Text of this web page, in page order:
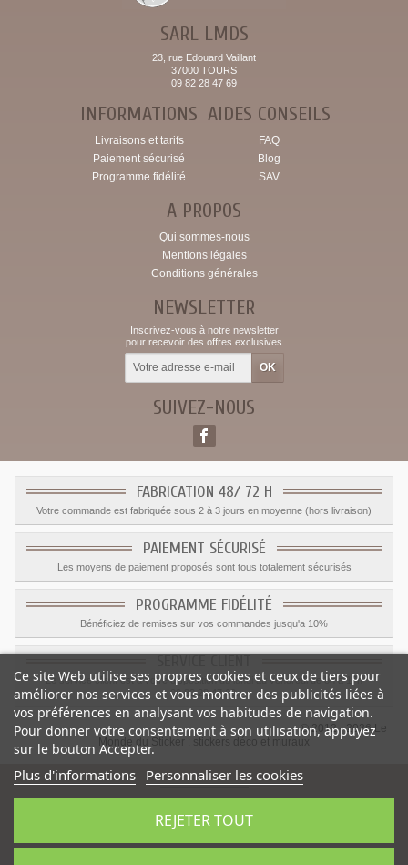
SARL LMDS
23, rue Edouard Vaillant
37000 TOURS
09 82 28 47 69
INFORMATIONS
Livraisons et tarifs
Paiement sécurisé
Programme fidélité
AIDES CONSEILS
FAQ
Blog
SAV
A PROPOS
Qui sommes-nous
Mentions légales
Conditions générales
NEWSLETTER
Inscrivez-vous à notre newsletter
pour recevoir des offres exclusives
SUIVEZ-NOUS
FABRICATION 48/ 72 H
Votre commande est fabriquée sous 2 à 3 jours en moyenne (hors livraison)
PAIEMENT SÉCURISÉ
Les moyens de paiement proposés sont tous totalement sécurisés
PROGRAMME FIDÉLITÉ
Bénéficiez de remises sur vos commandes jusqu'a 10%
Le service client est a votre disposition du lundi au vendredi de 8h à 17h
09.82.28.47.69.
© 2012 - 2026 Le
Monde du Sticker :
stickers déco et muraux
-Prix:3.00€
Ce site Web utilise ses propres cookies et ceux de tiers pour
améliorer nos services et vous montrer des publicités liées à
vos préférences en analysant vos habitudes de navigation.
Pour donner votre consentement à son utilisation, appuyez
sur le bouton Accepter.
Plus d'informations Personnaliser les cookies
REJETER TOUT